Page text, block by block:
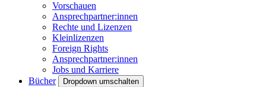
Vorschauen
Ansprechpartner:innen
Rechte und Lizenzen
Kleinlizenzen
Foreign Rights
Ansprechpartner:innen
Jobs und Karriere
Bücher
Dropdown umschalten